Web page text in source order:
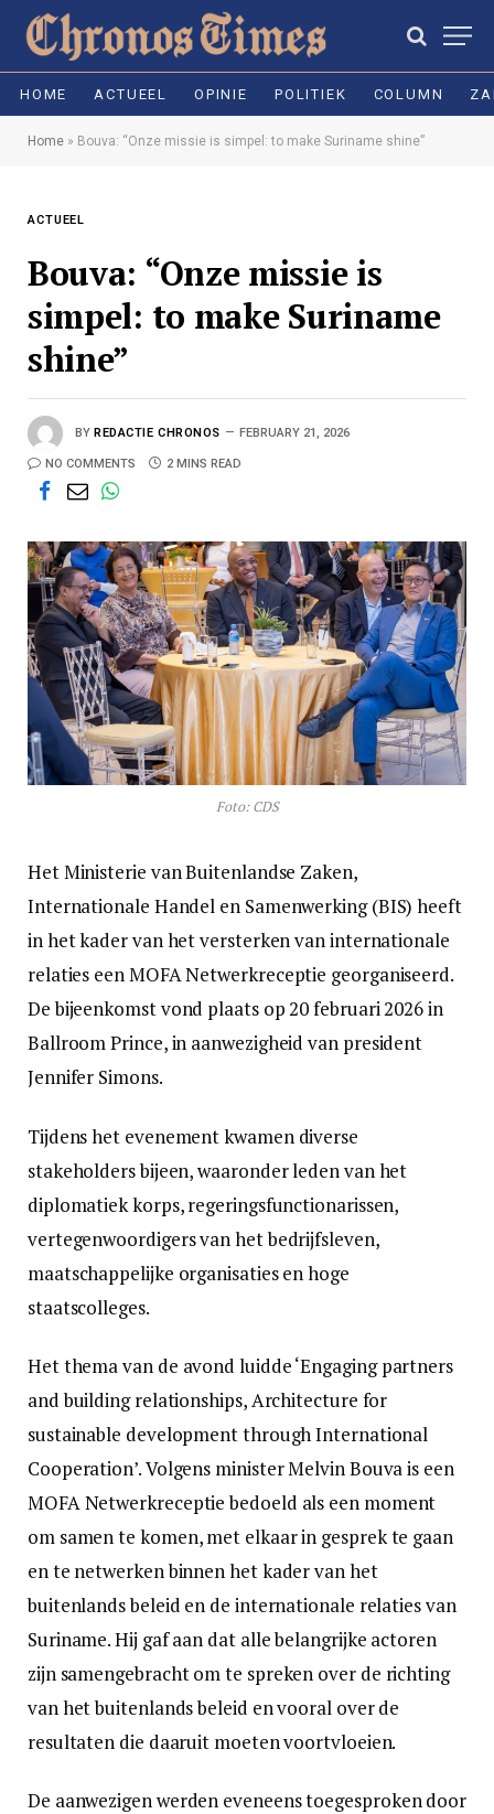
HOME ACTUEEL OPINIE POLITIEK COLUMN
Home » Bouva: “Onze missie is simpel: to make Suriname shine”
ACTUEEL
Bouva: “Onze missie is
simpel: to make Suriname
shine”
BY REDACTIE CHRONOS FEBRUARY 21, 2026
NO COMMENTS 2 MINS READ
Foto: CDS
Het Ministerie van Buitenlandse Zaken,
Internationale Handel en Samenwerking (BIS) heeft
in het kader van het versterken van internationale
relaties een MOFA Netwerkreceptie georganiseerd.
De bijeenkomst vond plaats op 20 februari 2026 in
Ballroom Prince, in aanwezigheid van president
Jennifer Simons.
Tijdens het evenement kwamen diverse
stakeholders bijeen, waaronder leden van het
diplomatiek korps, regeringsfunctionarissen,
vertegenwoordigers van het bedrijfsleven,
maatschappelijke organisaties en hoge
staatscolleges.
Het thema van de avond luidde ‘Engaging partners
and building relationships, Architecture for
sustainable development through International
Cooperation’. Volgens minister Melvin Bouva is een
MOFA Netwerkreceptie bedoeld als een moment
om samen te komen, met elkaar in gesprek te gaan
en te netwerken binnen het kader van het
buitenlands beleid en de internationale relaties van
Suriname. Hij gaf aan dat alle belangrijke actoren
zijn samengebracht om te spreken over de richting
van het buitenlands beleid en vooral over de
resultaten die daaruit moeten voortvloeien.
De aanwezigen werden eveneens toegesproken door